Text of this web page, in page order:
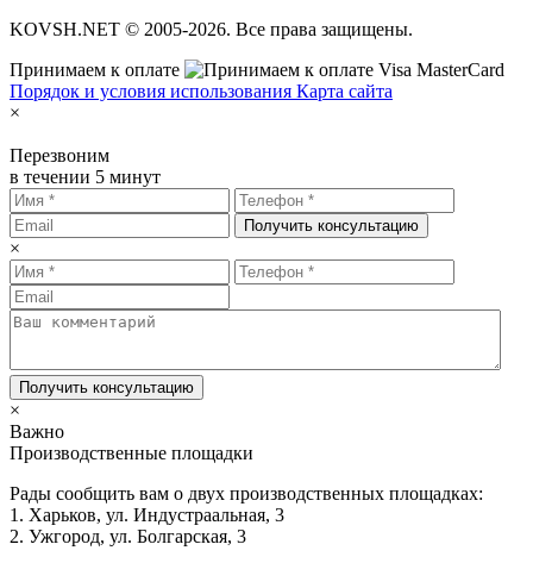
KOVSH.NET © 2005-2026. Все права защищены.
Принимаем к оплате
Порядок и условия использования Карта сайта
×
Перезвоним
в течении 5 минут
Получить консультацию
×
Получить консультацию
×
Важно
Производственные площадки
Рады сообщить вам о двух производственных площадках:
1. Харьков, ул. Индустраальная, 3
2. Ужгород, ул. Болгарская, 3